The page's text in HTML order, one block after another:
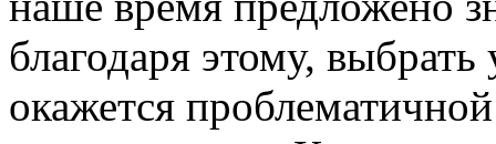
благодаря этому,
окажется